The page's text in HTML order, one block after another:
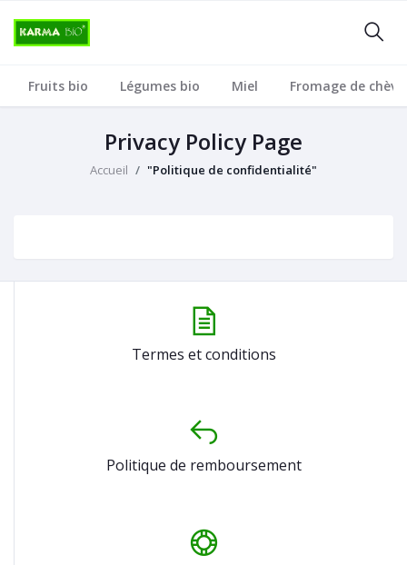
Fruits bio Légumes bio Miel Fromage de
Privacy Policy Page
Accueil "Politique de confidentialité"
Termes et conditions
Politique de remboursement